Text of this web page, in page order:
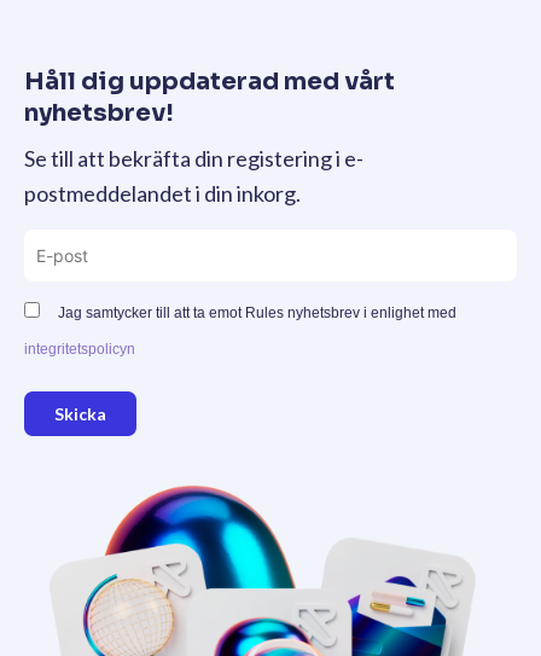
Håll dig uppdaterad med vårt
nyhetsbrev!
Se till att bekräfta din registering i e-
postmeddelandet i din inkorg.
Jag samtycker till att ta emot Rules nyhetsbrev i enlighet med
integritetspolicyn
Skicka